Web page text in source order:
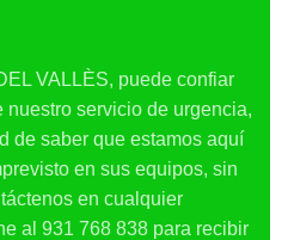
VALLÈS, puede confiar
servicio de urgencia,
de saber que estamos aquí
en sus equipos, sin
en cualquier
al 931 768 838 para recibir